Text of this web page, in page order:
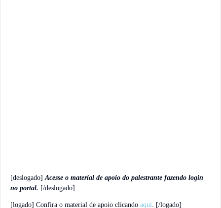
[deslogado]Acesse o material de apoio do palestrante fazendo login
no portal. [/deslogado]
[logado] Confira o material de apoio clicando aqui [/logado]